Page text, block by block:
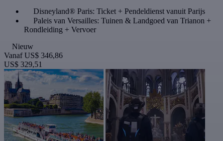
Disneyland® Paris: Ticket + Pendeldienst vanuit Parijs
Paleis van Versailles: Tuinen & Landgoed van Trianon +
Rondleiding + Vervoer
Nieuw
Vanaf US$ 346,86
US$ 329,51